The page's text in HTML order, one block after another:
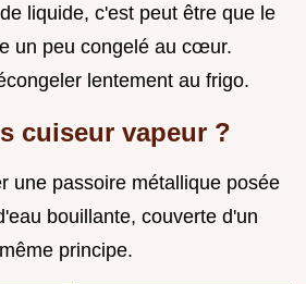
liquide, c'est peut être que le
un peu congelé au cœur.
lentement au frigo.
cuiseur vapeur ?
une passoire métallique posée
bouillante, couverte d'un
principe.